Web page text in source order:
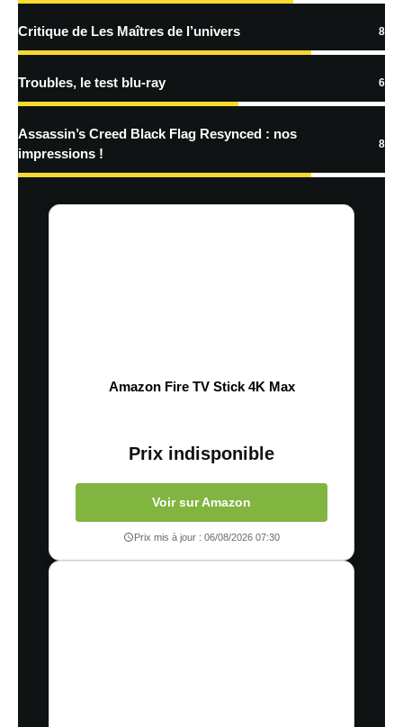
Critique de Les Maîtres de l’univers 8
Troubles, le test blu-ray 6
Assassin’s Creed Black Flag Resynced : nos
impressions !
8
Amazon Fire TV Stick 4K Max
Prix indisponible
Voir sur Amazon
Prix mis à jour : 06/08/2026 07:30